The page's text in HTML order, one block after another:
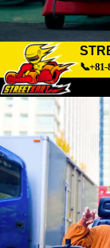
📞+81-
เกี่ยวกับ
การเข้าถึง
บริษัท